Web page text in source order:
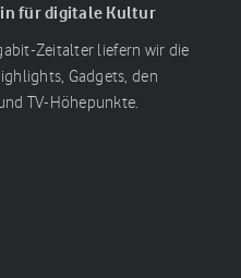
für digitale Kultur
Zeitalter liefern wir die
Gadgets, den
TV-Höhepunkte.